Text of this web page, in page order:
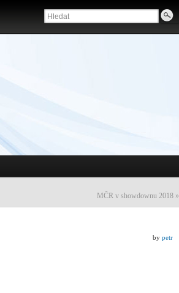
MČR v showdownu 2018 »
by petr